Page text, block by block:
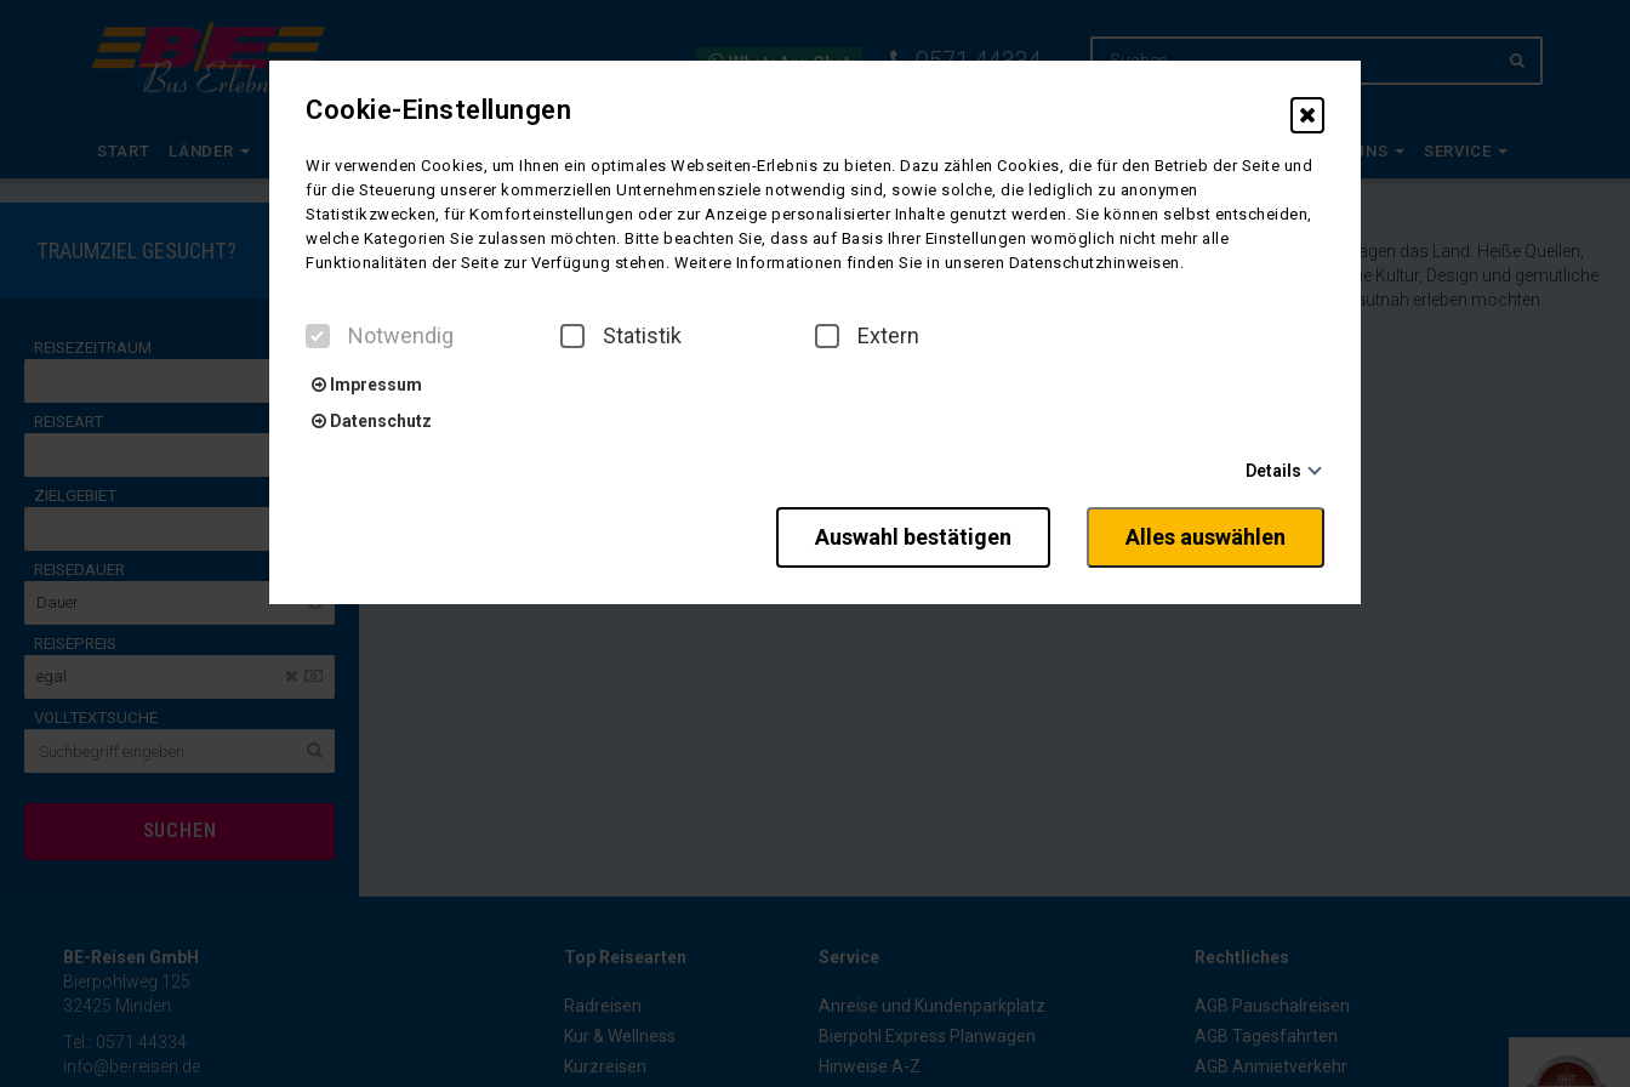
WhatsApp Chat 0571 44334
START LÄNDER ÜBER UNS SERVICE
TRAUMZIEL GESUCHT?
REISEZEITRAUM
REISEART
ZIELGEBIET
REISEDAUER
Dauer
REISEPREIS
egal
VOLLTEXTSUCHE
Island – Land aus Feuer und Eis
Island fasziniert mit spektakulären Landschaften: mächtige Gletscher, aktive Vulkane, tosende Wasserfälle und endlose Lavafelder prägen das Land. Heiße Quellen,
dramatische Küsten und abgelegene Fjorde laden zu unvergesslichen Naturerlebnissen ein. Städte wie Reykjavík kombinieren moderne Kultur, Design und gemütliche
Cafés mit der nordischen Lebensart. Island ist ein Land für Abenteurer, Naturliebhaber und alle, die die wilde Schönheit des Nordens hautnah erleben möchten.
Nichts gefunden!
Prüfen Sie die Rechtschreibung
BE-Reisen GmbH
Bierpohlweg 125
32425 Minden
Tel.: 0571 44334
info@be-reisen.de
Top Reisearten
Radreisen
Kur & Wellness
Kurzreisen
Service
Anreise und Kundenparkplatz
Bierpohl Express Planwagen
Hinweise A-Z
Rechtliches
AGB Pauschalreisen
AGB Tagesfahrten
AGB Anmietverkehr
Cookie-Einstellungen
Wir verwenden Cookies, um Ihnen ein optimales Webseiten-Erlebnis zu bieten. Dazu zählen Cookies, die für den Betrieb der Seite und
für die Steuerung unserer kommerziellen Unternehmensziele notwendig sind, sowie solche, die lediglich zu anonymen
Statistikzwecken, für Komforteinstellungen oder zur Anzeige personalisierter Inhalte genutzt werden. Sie können selbst entscheiden,
welche Kategorien Sie zulassen möchten. Bitte beachten Sie, dass auf Basis Ihrer Einstellungen womöglich nicht mehr alle
Funktionalitäten der Seite zur Verfügung stehen. Weitere Informationen finden Sie in unseren Datenschutzhinweisen.
Notwendig Statistik Extern
Impressum
Datenschutz
Details
Diese Cookies sind für den Betrieb der Seite unbedingt notwendig und ermöglichen beispielsweise sicherheitsrelevante
Funktionalitäten. Außerdem können wir mit dieser Art von Cookies ebenfalls erkennen, ob Sie in Ihrem Profil eingeloggt bleiben
Statistik
Um unser Angebot und unsere Webseite weiter zu verbessern, erfassen wir anonymisierte Daten für Statistiken und Analysen. Mithilfe
unsere Inhalte optimieren.
Auswahl bestätigen Alles auswählen